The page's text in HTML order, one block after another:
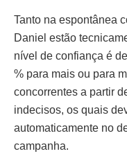
Tanto na espontânea
Daniel estão
nível de confiança é
% para mais ou para
concorrentes a partir
indecisos, os quais
automaticamente no
campanha.